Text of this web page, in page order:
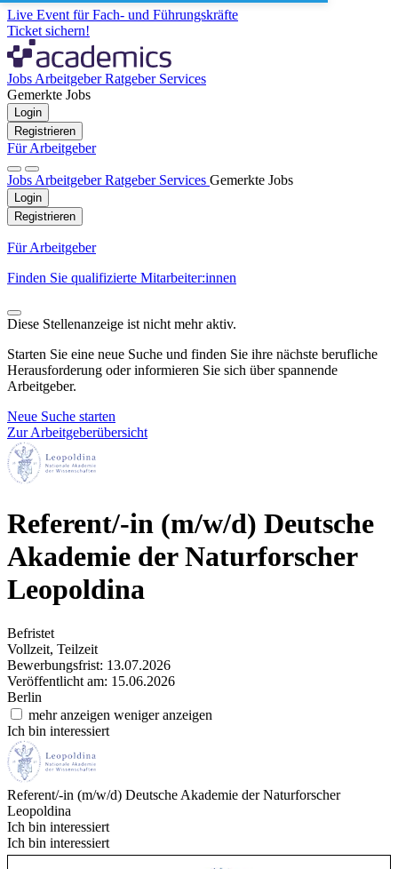
Live Event für Fach- und Führungskräfte
Ticket sichern!
Jobs ArbeitgeberRatgeber Services
Gemerkte Jobs
Login
Registrieren
Für Arbeitgeber
Jobs ArbeitgeberRatgeber Services Gemerkte Jobs
Login
Registrieren
Für Arbeitgeber
Finden Sie qualifizierte Mitarbeiter:innen
Diese Stellenanzeige ist nicht mehr aktiv.
Starten Sie eine neue Suche und finden Sie ihre nächste berufliche
Herausforderung oder informieren Sie sich über spannende
Arbeitgeber.
Neue Suche starten
Zur Arbeitgeberübersicht
Referent/-in (m/w/d) Deutsche
Akademie der Naturforscher
Leopoldina
Befristet
Vollzeit, Teilzeit
Bewerbungsfrist: 13.07.2026
Veröffentlicht am: 15.06.2026
Berlin
mehr anzeigen weniger anzeigen
Ich bin interessiert
Referent/-in (m/w/d) Deutsche Akademie der Naturforscher
Leopoldina
Ich bin interessiert
Ich bin interessiert